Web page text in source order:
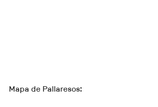
Mapa de Pallaresos: